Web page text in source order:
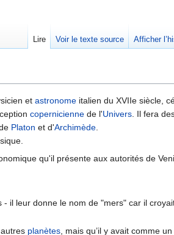
et astronome italien du XVIIe siècle,
copernicienne de l'Univers. Il fera
Platon et d'Archimède.
qu'il présente aux autorités de
il leur donne le nom de "mers" car il
planètes , mais qu’il y avait comme
Lire Voir le texte source Afficher